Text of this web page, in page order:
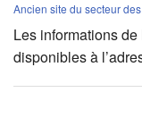
Ancien site du secteur
Les informations
disponibles à